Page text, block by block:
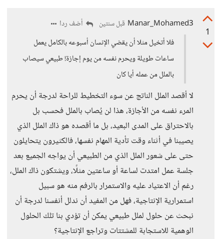
1
Manar_Mohamed3 قبل سنتين
أضف ردا
فلا أتخيل مثلا أن يقضي الإنسان أسبوعه بالكامل يعمل
ساعات طويلة ويحرم نفسه من يوم إجازة! طبيعي سيصاب
بالملل من عمله أيا كان
لا أقصد الملل الناتج عن سوء التخطيط للراحة لدرجة أن يحرم
المرء نفسه من الأجازة، هذا لن يُصاب بالملل فحسب بل
بالاحتراق على المدى البعيد، بل ما أقصده هو ذاك الملل الذي
يصيبنا في أثناء وقت تأدية المهام نفسها، فالكثيرون يتحايلون
حتى على شعور الملل الذي من الطبيعي أن يواجه الجميع بعد
جلسة عمل امتدت لساعة أو ساعتين مثلًا، ويشتكون ذاك الملل،
رغم أن الاعتياد عليه والاستمرار بالرفم منه هو سبيل
استمرارية الإنتاجية، فهل من المفيد أن ندلل أنفسنا لدرجة أن
نبحث عن حلول لملل طبيعي يمكن أن تؤدي بنا تلك الحلول
الوهمية للاستجابة للمشتتات وتراجع الإنتاجية؟